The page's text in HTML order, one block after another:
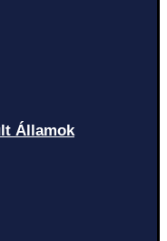
Államok